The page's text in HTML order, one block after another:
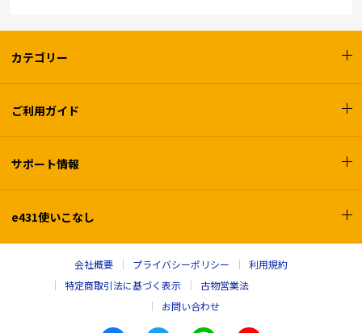
カテゴリー
ご利用ガイド
サポート情報
e431使いこなし
会社概要 プライバシーポリシー
利用規約
特定商取引法に基づく表示
古物営業法
お問い合わせ